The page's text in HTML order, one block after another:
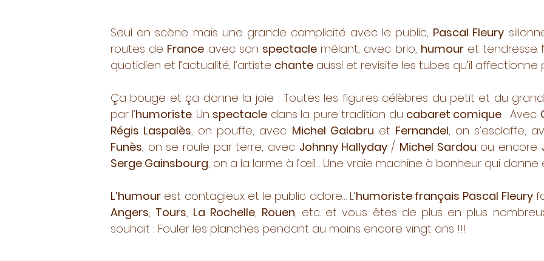
Seul en scène mais une grande complicité avec le public, Pascal Fleury
routes de France avec son spectaclemêlant, avec brio, humouret tendresse.
quotidien et l’actualité, l’artiste chante aussi et revisite les tubes qu’il affectionne
Ça bouge et ça donne la joie : Toutes les figures célèbres du petit et du
par l’humoriste. Un spectacle dans la pure tradition du cabaret comique : Avec
Régis Laspalès, on pouffe, avec Michel Galabru et Fernandel, on s’esclaffe,
Funès, on se roule par terre, avec Johnny Hallyday / Michel Sardou ou encore
Serge Gainsbourg, on a la larme à l’œil… Une vraie machine à bonheur qui donne
L’humour est contagieux et le public adore… L’humoriste français Pascal Fleury
Angers, Tours, La Rochelle, Rouen, etc. et vous êtes de plus en plus
souhait : Fouler les planches pendant au moins encore vingt ans !!!